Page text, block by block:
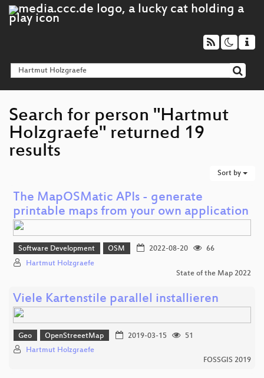
Search for person "Hartmut
Holzgraefe" returned 19
results
Sort by
The MapOSMatic APIs - generate
printable maps from your own application
Software Development OSM 2022-08-20
66
Hartmut Holzgraefe
State of the Map 2022
Viele Kartenstile parallel installieren
Geo OpenStreeetMap 2019-03-15
51
Hartmut Holzgraefe
FOSSGIS 2019